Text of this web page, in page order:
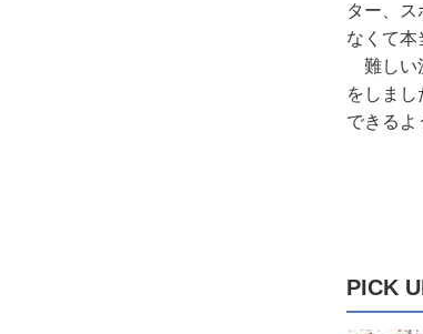
ター、
なくて本
難しい
をしま
できるよ
PICK